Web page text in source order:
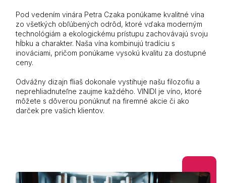
Pod vedením vinára Petra Czaka ponúkame kvalitné vína
zo všetkých obľúbených odrôd, ktoré vďaka moderným
technológiám a ekologickému prístupu zachovávajú svoju
hĺbku a charakter. Naša vína kombinujú tradíciu s
inováciami, pričom ponúkame vysokú kvalitu za dostupné
ceny.
Odvážny dizajn fliaš dokonale vystihuje našu filozofiu a
neprehliadnuteľne zaujme každého. VINIDI je víno, ktoré
môžete s dôverou ponúknuť na firemné akcie či ako
darček pre vašich klientov.